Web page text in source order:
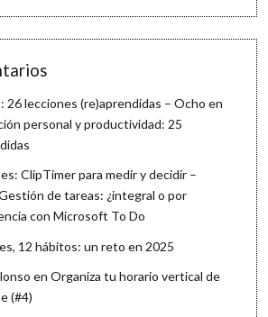
lecciones (re)aprendidas – Ocho en
personal y productividad: 25
ClipTimer para medir y decidir –
de tareas: ¿integral o por
con Microsoft To Do
12 hábitos: un reto en 2025
enOrganiza tu horario vertical de
(#4)